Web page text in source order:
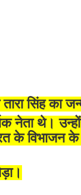
सिंह का
थे।
विभाजन के